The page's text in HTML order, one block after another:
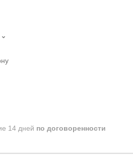
14 дней по договоренности